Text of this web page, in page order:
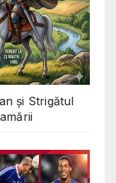
și Strigătul